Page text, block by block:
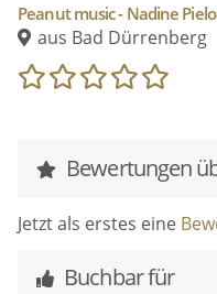
Peanut music - Nadine
aus Bad Dürrenberg
Bewertungen
Jetzt als erstes eine
Buchbar für